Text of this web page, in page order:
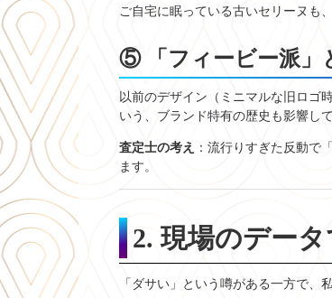
ご自宅に眠っている古いセリーヌも
⑤ 「フィービー派」
以前のデザイン（ミニマルな旧ロゴ
いう、ブランド特有の歴史も影響して
査定士の考え
：流行りすぎた反動で
ます。
2. 現場のデー
「ダサい」という噂がある一方で、